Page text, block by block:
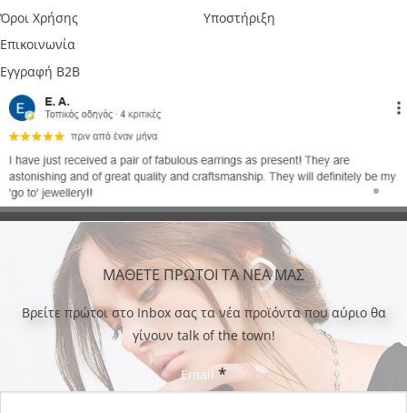
Όροι Χρήσης
Επικοινωνία
Εγγραφή B2B
Υποστήριξη
ΜΑΘΕΤΕ ΠΡΩΤΟΙ ΤΑ ΝΕΑ ΜΑΣ
Bρείτε πρώτοι στο Inbox σας τα νέα προϊόντα που αύριο θα
γίνουν talk of the town!
Email *